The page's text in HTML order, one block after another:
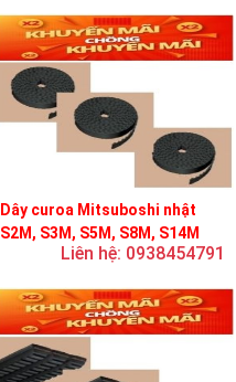
Dây curoa Mitsuboshi nhật
S2M, S3M, S5M, S8M, S14M
Liên hệ: 0938454791